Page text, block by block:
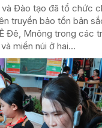
Đào tạo đã tổ chức
truyền bảo tồn bản
Đê, Mnông trong các
miền núi ở hai...